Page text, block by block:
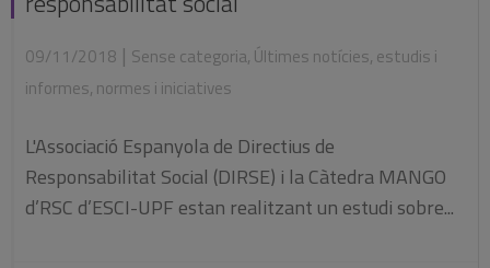
09/11/2018 | Sense categoria, Últimes notícies, estudis i
informes, normes i iniciatives
L'Associació Espanyola de Directius de
Responsabilitat Social (DIRSE) i la Càtedra MANGO
d’RSC d’ESCI-UPF estan realitzant un estudi sobre...